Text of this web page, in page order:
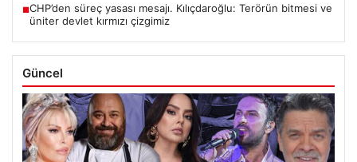
■CHP’den süreç yasası mesajı. Kılıçdaroğlu: Terörün bitmesi ve
üniter devlet kırmızı çizgimiz
Güncel